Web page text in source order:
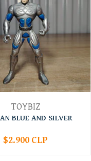
TOYBIZ
BLUE AND SILVER
+
$2.900 CLP